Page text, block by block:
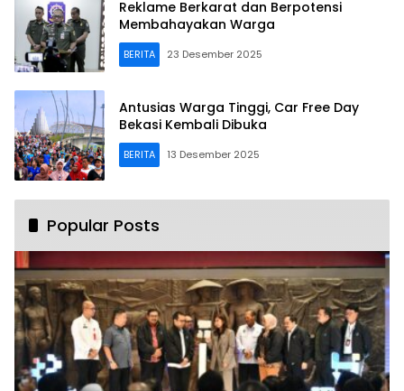
Reklame Berkarat dan Berpotensi
Membahayakan Warga
BERITA 23 Desember 2025
Antusias Warga Tinggi, Car Free Day
Bekasi Kembali Dibuka
BERITA 13 Desember 2025
Popular Posts